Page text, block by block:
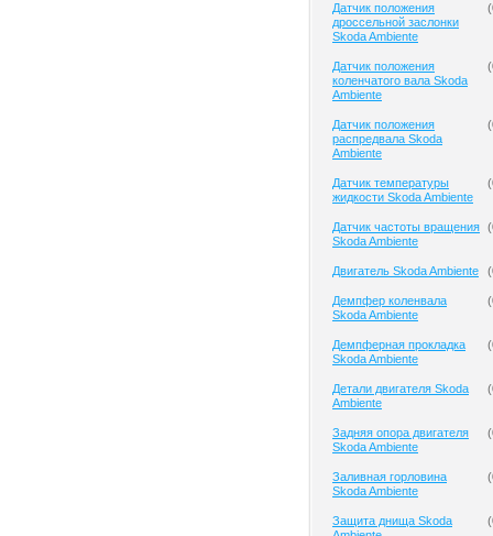
Датчик положения
дроссельной заслонки
Skoda Ambiente
(
Датчик положения
коленчатого вала Skoda
Ambiente
(
Датчик положения
распредвала Skoda
Ambiente
(
Датчик температуры
жидкости Skoda Ambiente
(
Датчик частоты вращения
Skoda Ambiente
(
Двигатель Skoda Ambiente (
Демпфер коленвала
Skoda Ambiente
(
Демпферная прокладка
Skoda Ambiente
(
Детали двигателя Skoda
Ambiente
(
Задняя опора двигателя
Skoda Ambiente
(
Заливная горловина
Skoda Ambiente
(
Защита днища Skoda
(